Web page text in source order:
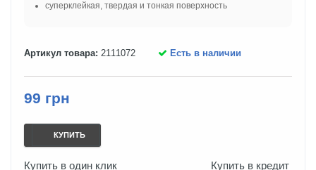
суперклейкая, твердая и тонкая поверхность
Артикул товара: 2111072 Есть в наличии
99 грн
КУПИТЬ
Купить в один клик Купить в кредит